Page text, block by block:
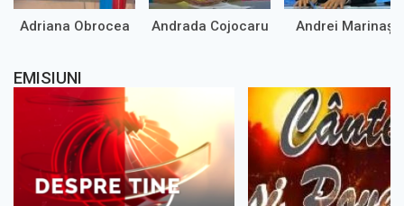
Adriana Obrocea Andrada Cojocaru Andrei Marinaș
EMISIUNI